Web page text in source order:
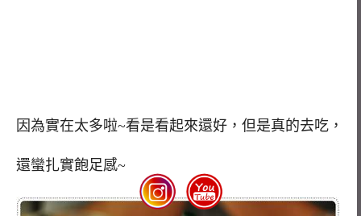
因為實在太多啦~看是看起來還好，但是真的去吃，
還蠻扎實飽足感~